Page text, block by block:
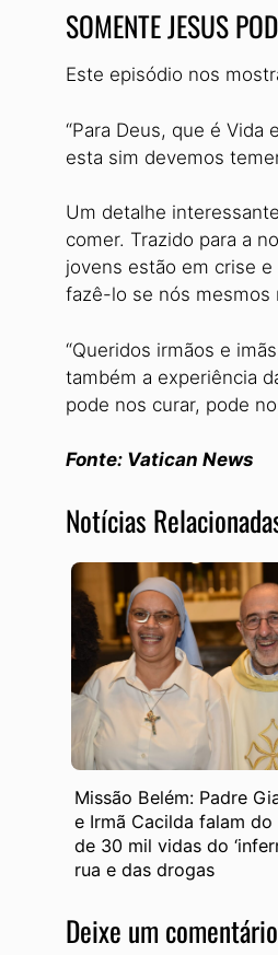
SOMENTE JESUS
Este episódio nos
“Para Deus, que é
esta sim devemos
Um detalhe
comer. Trazido para a
jovens estão em crise
fazê-lo se nós mesmos
“Queridos irmãos e
também a experiência
pode nos curar, pode
Fonte: Vatican News
Notícias
Missão Belém: Padre
e Irmã Cacilda falam do
de 30 mil vidas do
rua e das drogas
Deixe um comentário